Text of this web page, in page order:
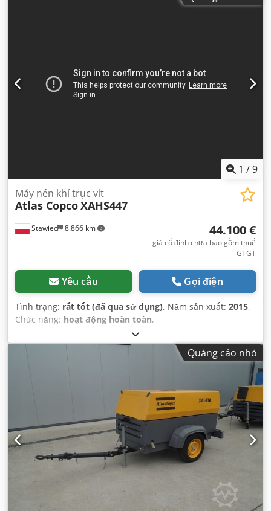
1 /9
Stawiec 8.866 km
Máy nén khí trục vít
Atlas CopcoXAHS447
44.100 €
giá cố định chưa bao gồm thuế
GTGT
Yêu cầu Gọi điện
Tình trạng: rất tốt (đã qua sử dụng), Năm sản xuất: 2015,
Chức năng: hoạt động hoàn toàn,
Quảng cáo nhỏ